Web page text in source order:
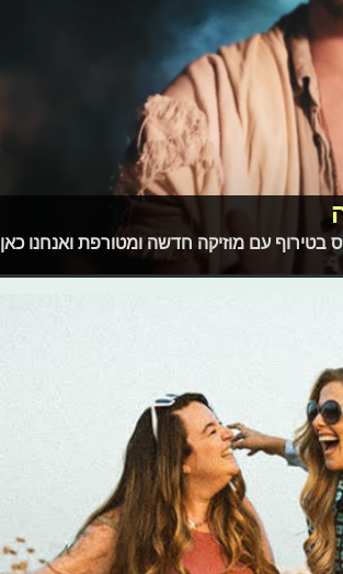
בטירוף עם מוזיקה חדשה ומטורפת ואנחנו כאן